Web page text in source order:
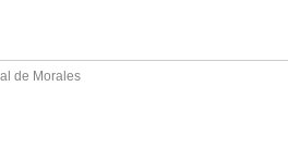
de Morales